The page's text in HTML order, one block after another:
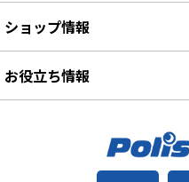
ショップ情報
お役立ち情報